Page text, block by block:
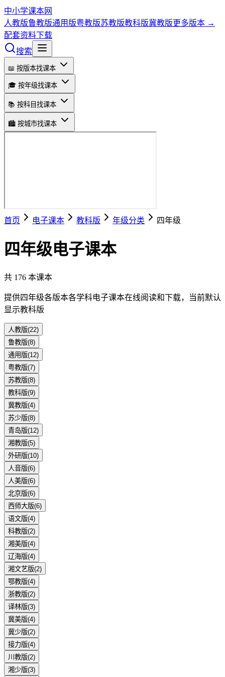
中小学课本网
人教版鲁教版通用版粤教版苏教版教科版冀教版更多版本 →
配套资料下载
搜索
📖 按版本找课本
🎓 按年级找课本
📚 按科目找课本
🏙️ 按城市找课本
首页 电子课本 教科版 年级分类 四年级
四年级电子课本
共 176 本课本
提供四年级各版本各学科电子课本在线阅读和下载，当前默认
显示教科版
人教版(22)
鲁教版(8)
通用版(12)
粤教版(7)
苏教版(8)
教科版(9)
冀教版(4)
苏少版(8)
青岛版(12)
湘教版(5)
外研版(10)
人音版(6)
人美版(6)
北京版(6)
西师大版(6)
语文版(4)
科教版(2)
湘美版(4)
辽海版(4)
湘文艺版(2)
鄂教版(4)
浙教版(2)
译林版(3)
冀美版(4)
冀少版(2)
接力版(4)
川教版(2)
湘少版(3)